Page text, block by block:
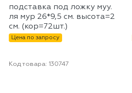
подставка под ложку муу.
ля мур 26*9,5 см. высота=2
см. (кор=72шт.)
Цена по запросу
Код товара: 130747